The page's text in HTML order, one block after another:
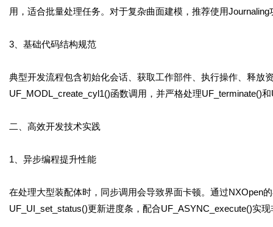
用，适合批量处理任务。对于复杂曲面建模，推荐使用
3、基础代码结构规范
典型开发流程包含初始化会话、获取工作部件、执行操作、释放
UF_MODL_create_cyl1()函数调用，并严格处理UF_terminate()
二、高效开发技术实践
1、异步编程提升性能
在处理大型装配体时，同步调用会导致界面卡顿。通过NXOpen
UF_UI_set_status()更新进度条，配合UF_ASYNC_execute()实